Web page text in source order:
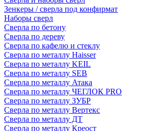
Зенкеры / сверла под конфирмат
Наборы сверл
Сверла по бетону
Сверла по дереву
Сверла по кафелю и стеклу
Сверла по металлу Haisser
Сверла по металлу KEIL
Сверла по металлу SEB
Сверла по металлу Атака
Сверла по металлу ЧЕГЛОК PRO
Сверла по металлу ЗУБР
Сверла по металлу Вертекс
Сверла по металлу ДТ
Сверла по металлу Креост